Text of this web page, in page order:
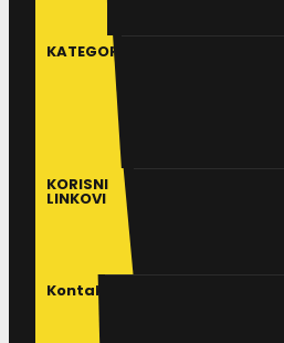
KATEGORIJE
KORISNI
LINKOVI
Kontakt